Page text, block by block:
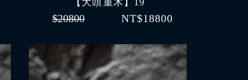
【大頭 重木】19
$20800 NT$18800